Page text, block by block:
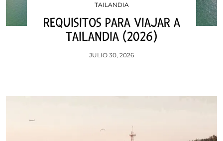
TAILANDIA
REQUISITOS PARA VIAJAR A
TAILANDIA (2026)
JULIO 30, 2026